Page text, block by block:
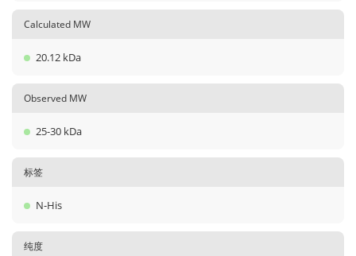
Calculated MW
20.12 kDa
Observed MW
25-30 kDa
标签
N-His
纯度